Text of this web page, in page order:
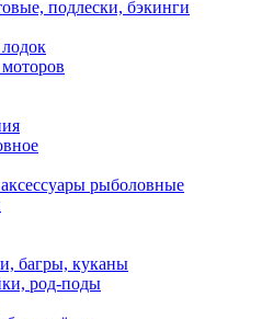
подлески, бэкинги
рыболовные
багры, куканы
род-поды